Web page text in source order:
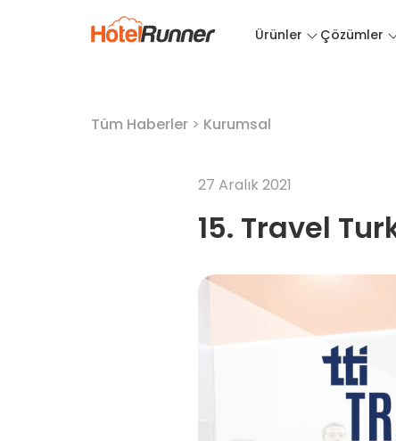
Ürünler Çözümler
Tüm Haberler > Kurumsal
27 Aralık 2021
15. Travel